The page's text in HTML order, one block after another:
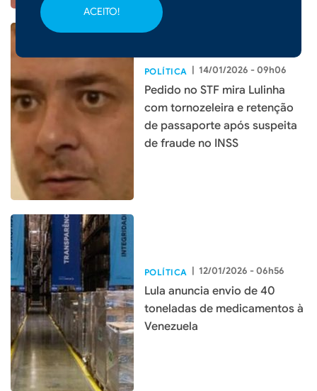
ACEITO!
POLÍTICA | 14/01/2026 - 09h06
Pedido no STF mira Lulinha
com tornozeleira e retenção
de passaporte após suspeita
de fraude no INSS
POLÍTICA | 12/01/2026 - 06h56
Lula anuncia envio de 40
toneladas de medicamentos à
Venezuela